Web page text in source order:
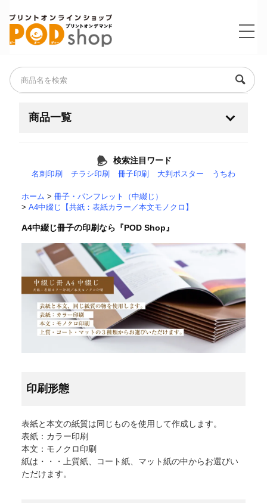
商品一覧
大判・ポスター・横断幕 +
為書き
封筒 +
冊子・パンフレット（中綴じ）
冊子・カタログ（無線綴じ）
検索注目ワード
名刺印刷 チラシ印刷 冊子印刷 大判ポスター うちわ
ホーム > 冊子・パンフレット（中綴じ）
> A4中綴じ【共紙：表紙カラー／本文モノクロ】
A4中綴じ冊子の印刷なら『POD Shop』
印刷形態
表紙と本文の紙質は同じものを使用して作成します。
表紙：カラー印刷
本文：モノクロ印刷
紙は・・・上質紙、コート紙、マット紙の中からお選びい
ただけます。